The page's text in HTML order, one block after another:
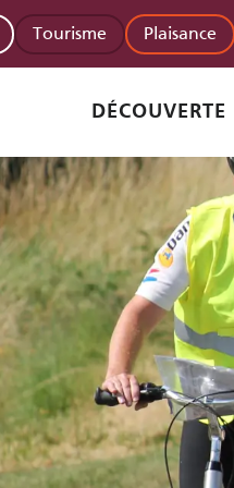
Tourisme Plaisance
DÉCOUVERTE